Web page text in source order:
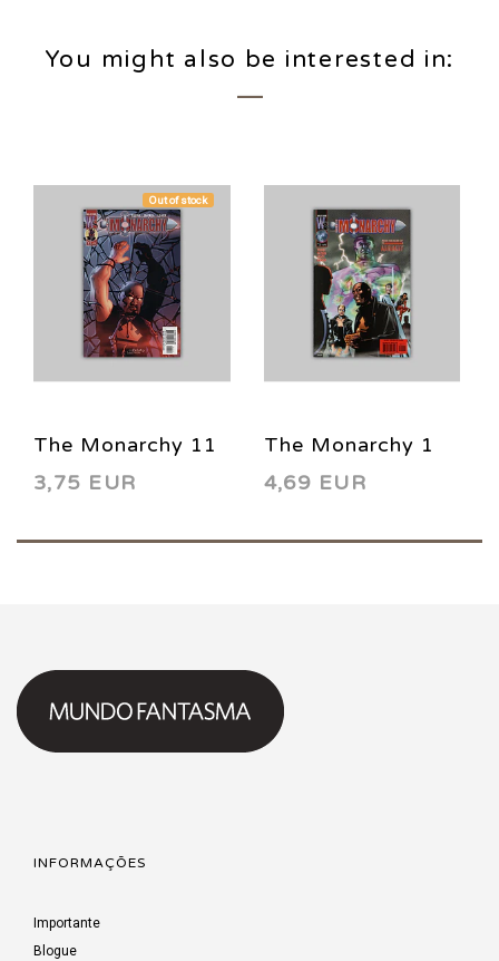
You might also be interested in:
Out of stock
The Monarchy 11
2002
3,75 EUR
The Monarchy 1
2001
4,69 EUR
INFORMAÇÕES
Importante
Blogue